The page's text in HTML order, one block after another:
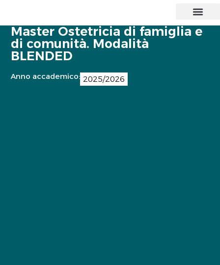
Master Ostetricia di famiglia e
di comunità. Modalità
BLENDED
Anno accademico: 2025/2026